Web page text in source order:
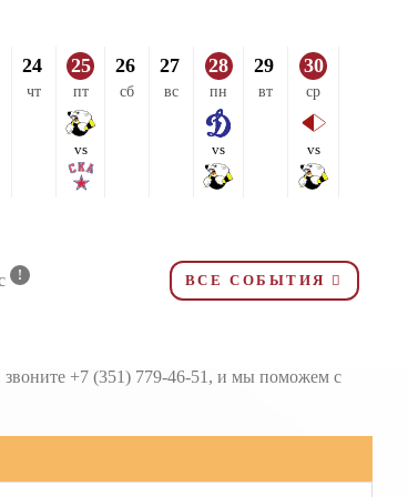
24
чт
25
пт
vs
26
сб
27
вс
28
пн
vs
29
вт
30
ср
vs
! ВСЕ СОБЫТИЯ
+7 (351) 779-46-51, и мы поможем с